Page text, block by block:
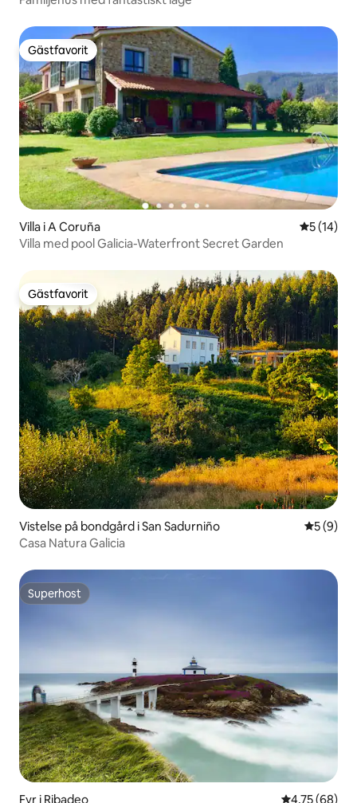
Gästfavorit
Gästfavorit
Villa i A Coruña 5 av 5 i
5 (14)
Villa med pool Galicia-Waterfront Secret Garden
Gästfavorit
Gästfavorit
Vistelse på bondgård i San Sadurniño 5 av 5 i
5 (9)
Casa Natura Galicia
Superhost
Superhost
Fyr i Ribadeo 4,75 av 5 i
4,75 (68)